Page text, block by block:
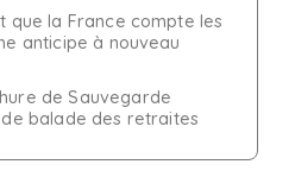
que la France compte les
anticipe à nouveau
de Sauvegarde
balade des retraites